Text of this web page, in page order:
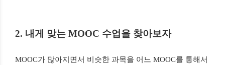
2. 내게 맞는 MOOC 수업을 찾아보자
MOOC가 많아지면서 비슷한 과목을 어느 MOOC를 통해서